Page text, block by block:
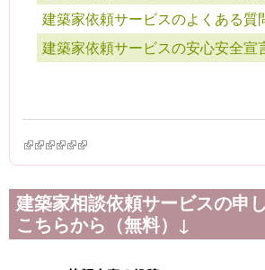
建築家依頼サービスのよくある質
建築家依頼サービスの安心安全宣
(link is external)
(link is external)
(link is external)
(link is external)
(link is external)
(link is external)
建築家相談依頼サービスの申
こちらから（無料）↓